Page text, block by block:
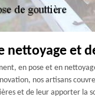
nettoyage et
en pose et en
nos artisans
et de leur apporter la